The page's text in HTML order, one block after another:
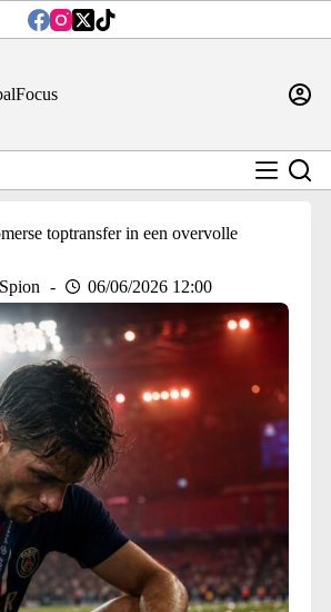
toptransfer in een overvolle
06/06/2026 12:00